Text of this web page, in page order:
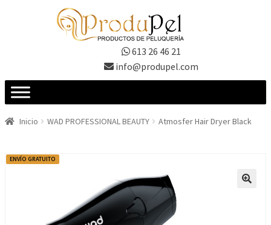
613 26 46 21
info@produpel.com
Inicio WAD PROFESSIONAL BEAUTY Atmosfer Hair Dryer Black
ENVÍO GRATUITO